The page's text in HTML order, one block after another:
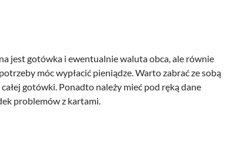
jest gotówka i ewentualnie waluta obca, ale równie
móc wypłacić pieniądze. Warto zabrać ze sobą
gotówki. Ponadto należy mieć pod ręką dane
problemów z kartami.